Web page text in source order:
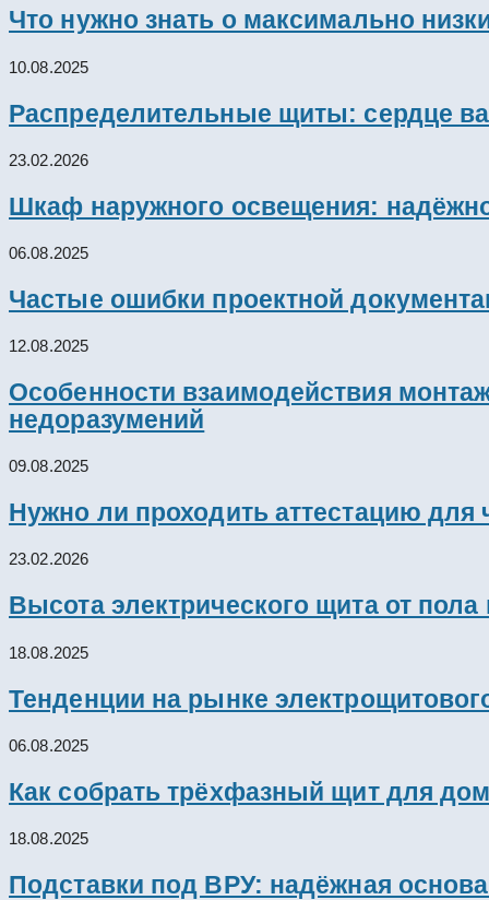
Что нужно знать о максимально
10.08.2025
Распределительные щиты: сердце
23.02.2026
Шкаф наружного освещения:
06.08.2025
Частые ошибки проектной
12.08.2025
Особенности взаимодействия
недоразумений
09.08.2025
Нужно ли проходить аттестацию для
23.02.2026
Высота электрического щита от
18.08.2025
Тенденции на рынке
06.08.2025
Как собрать трёхфазный щит для
18.08.2025
Подставки под ВРУ: надёжная